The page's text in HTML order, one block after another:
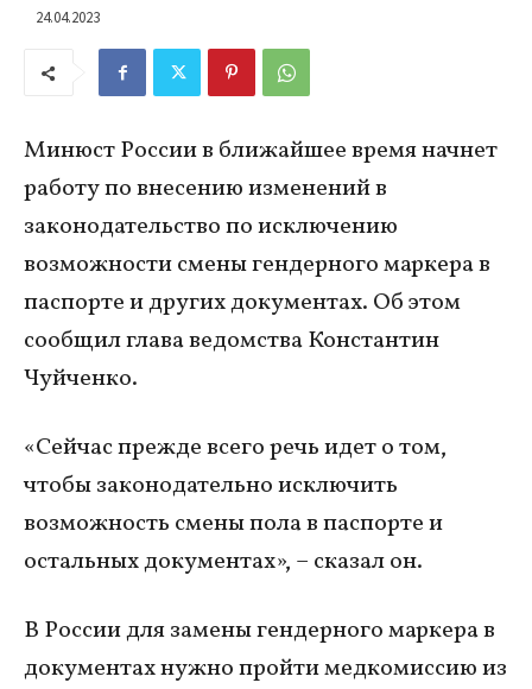
24.04.2023
Минюст России в ближайшее время начнет
работу по внесению изменений в
законодательство по исключению
возможности смены гендерного маркера в
паспорте и других документах. Об этом
сообщил глава ведомства Константин
Чуйченко.
«Сейчас прежде всего речь идет о том,
чтобы законодательно исключить
возможность смены пола в паспорте и
остальных документах», – сказал он.
В России для замены гендерного маркера в
документах нужно пройти медкомиссию из